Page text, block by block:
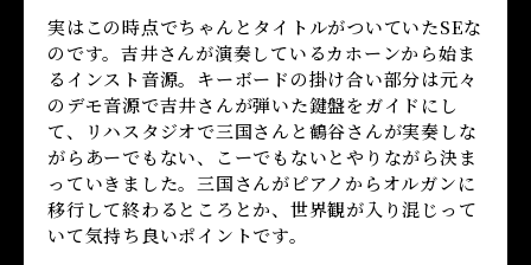
実はこの時点でちゃんとタイトルがついていたSEな
のです。吉井さんが演奏しているカホーンから始ま
るインスト音源。キーボードの掛け合い部分は元々
のデモ音源で吉井さんが弾いた鍵盤をガイドにし
て、リハスタジオで三国さんと鶴谷さんが実奏しな
がらあーでもない、こーでもないとやりながら決ま
っていきました。三国さんがピアノからオルガンに
移行して終わるところとか、世界観が入り混じって
いて気持ち良いポイントです。